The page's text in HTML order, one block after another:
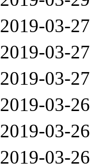
2019-03-27
2019-03-27
2019-03-27
2019-03-26
2019-03-26
2019-03-26